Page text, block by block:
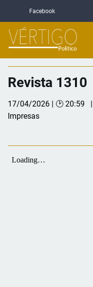
Facebook
Revista 1310
17/04/2026 | 🕑 20:59
Impresas